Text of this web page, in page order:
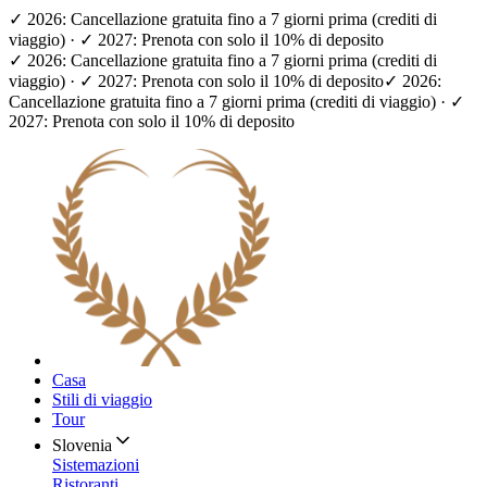
✓ 2026: Cancellazione gratuita fino a 7 giorni prima (crediti di
viaggio) · ✓ 2027: Prenota con solo il 10% di deposito
✓ 2026: Cancellazione gratuita fino a 7 giorni prima (crediti di
viaggio) · ✓ 2027: Prenota con solo il 10% di deposito✓ 2026:
Cancellazione gratuita fino a 7 giorni prima (crediti di viaggio) · ✓
2027: Prenota con solo il 10% di deposito
Casa
Stili di viaggio
Tour
Slovenia
Sistemazioni